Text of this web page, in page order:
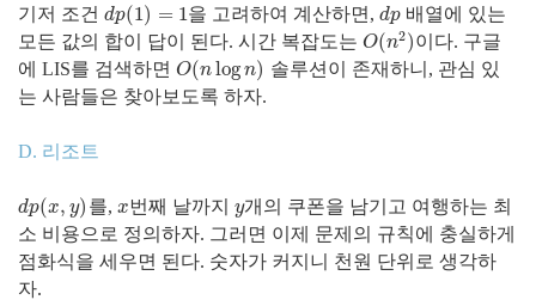
기저 조건 dp(1) = 1
dp(1)= 1 을 고려하여 계산하면, dp
dp배열에 있는
모든 값의 합이 답이 된다. 시간 복잡도는 O(n2)
O(n2) 이다. 구글
에 LIS를 검색하면 O(nlogn)
O(nlogn)
솔루션이 존재하니, 관심 있
는 사람들은 찾아보도록 하자.
D. 리조트
dp(x, y)
dp(x,y ) 를, x
x 번째 날까지 y
y개의 쿠폰을 남기고 여행하는 최
소 비용으로 정의하자. 그러면 이제 문제의 규칙에 충실하게
점화식을 세우면 된다. 숫자가 커지니 천원 단위로 생각하
자.